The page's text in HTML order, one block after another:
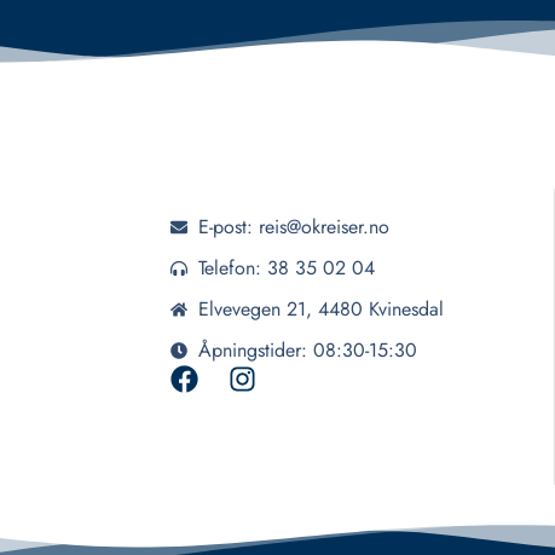
E-post: reis@okreiser.no
Telefon: 38 35 02 04
Elvevegen 21, 4480 Kvinesdal
Åpningstider: 08:30-15:30